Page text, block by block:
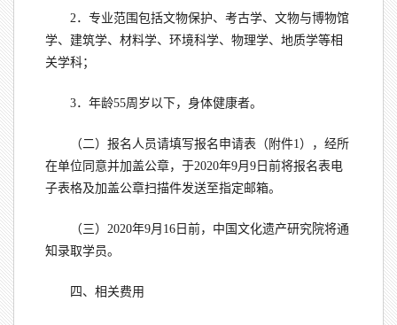
2．专业范围包括文物保护、考古学、文物与博物馆
学、建筑学、材料学、环境科学、物理学、地质学等相
关学科；
3．年龄55周岁以下，身体健康者。
（二）报名人员请填写报名申请表（附件1），经所
在单位同意并加盖公章，于2020年9月9日前将报名表电
子表格及加盖公章扫描件发送至指定邮箱。
（三）2020年9月16日前，中国文化遗产研究院将通
知录取学员。
四、相关费用